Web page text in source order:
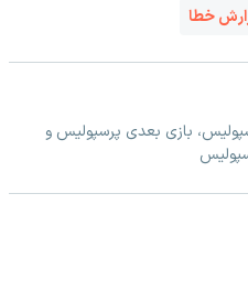
خطا
بازی بعدی پرسپولیس و